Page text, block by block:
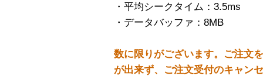
・平均シークタイム：3.5ms
・データバッファ：8MB
数に限りがございます。ご注文
が出来ず、ご注文受付のキャン